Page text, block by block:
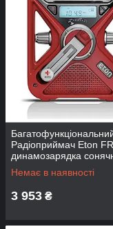
Радіоприймач Eton
динамозарядка
панель
Немає в наявності
3 953 ₴